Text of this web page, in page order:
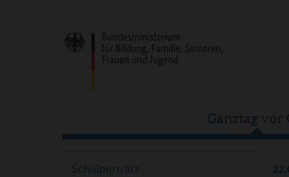
Ganztag vor
Schulporträts